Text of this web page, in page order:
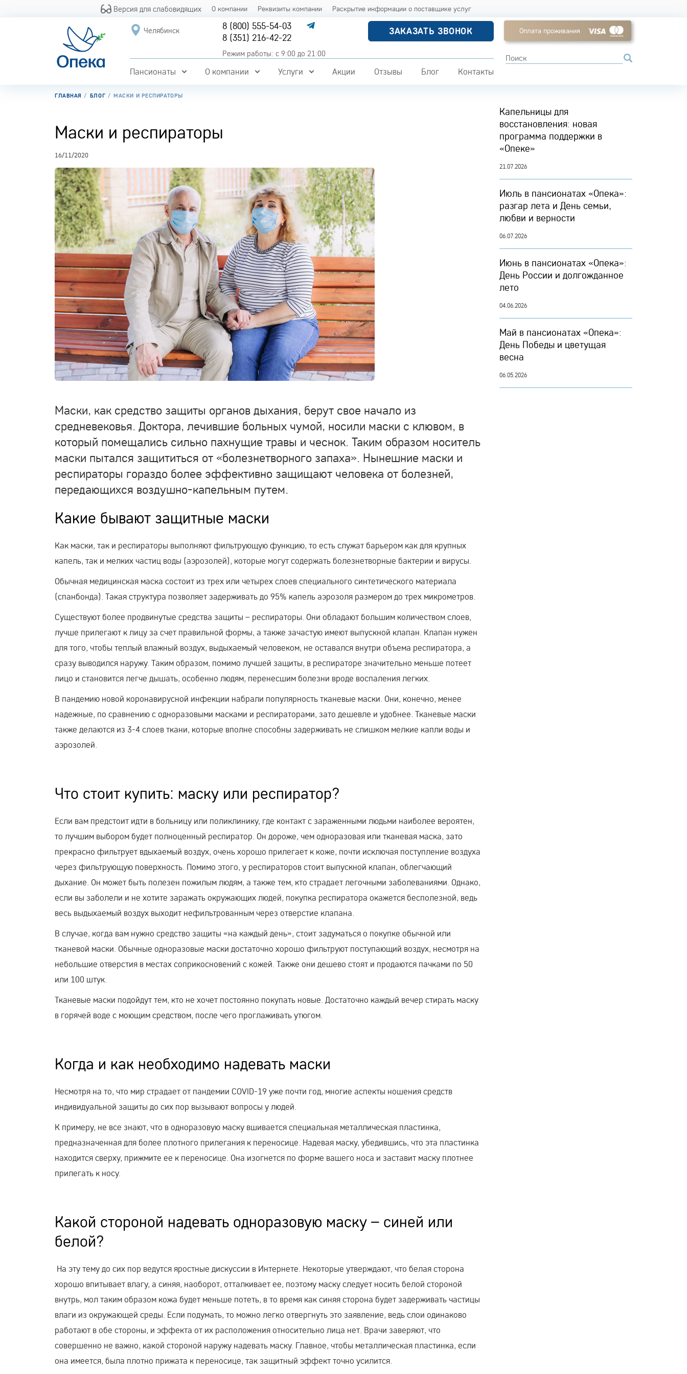
Версия для слабовидящих О компании Реквизиты компании Раскрытие информации о поставщике услуг
Челябинск
8 (800) 555-54-03
8 (351) 216-42-22
Режим работы: с 9:00 до 21:00
ЗАКАЗАТЬ ЗВОНОК
Пансионаты О компании Услуги Акции Отзывы Блог Контакты
Оплата проживания
ГЛАВНАЯ БЛОГ МАСКИ И РЕСПИРАТОРЫ
Маски и респираторы
16/11/2020
Маски, как средство защиты органов дыхания, берут свое начало из
средневековья. Доктора, лечившие больных чумой, носили маски с клювом, в
который помещались сильно пахнущие травы и чеснок. Таким образом носитель
маски пытался защититься от «болезнетворного запаха». Нынешние маски и
респираторы гораздо более эффективно защищают человека от болезней,
передающихся воздушно-капельным путем.
Какие бывают защитные маски
Как маски, так и респираторы выполняют фильтрующую функцию, то есть служат барьером как для крупных
капель, так и мелких частиц воды (аэрозолей), которые могут содержать болезнетворные бактерии и вирусы.
Обычная медицинская маска состоит из трех или четырех слоев специального синтетического материала
(спанбонда). Такая структура позволяет задерживать до 95% капель аэрозоля размером до трех микрометров.
Существуют более продвинутые средства защиты – респираторы. Они обладают большим количеством слоев,
лучше прилегают к лицу за счет правильной формы, а также зачастую имеют выпускной клапан. Клапан нужен
для того, чтобы теплый влажный воздух, выдыхаемый человеком, не оставался внутри объема респиратора, а
сразу выводился наружу. Таким образом, помимо лучшей защиты, в респираторе значительно меньше потеет
лицо и становится легче дышать, особенно людям, перенесшим болезни вроде воспаления легких.
В пандемию новой коронавирусной инфекции набрали популярность тканевые маски. Они, конечно, менее
надежные, по сравнению с одноразовыми масками и респираторами, зато дешевле и удобнее. Тканевые маски
также делаются из 3-4 слоев ткани, которые вполне способны задерживать не слишком мелкие капли воды и
аэрозолей.
Что стоит купить: маску или респиратор?
Если вам предстоит идти в больницу или поликлинику, где контакт с зараженными людьми наиболее вероятен,
то лучшим выбором будет полноценный респиратор. Он дороже, чем одноразовая или тканевая маска, зато
прекрасно фильтрует вдыхаемый воздух, очень хорошо прилегает к коже, почти исключая поступление воздуха
через фильтрующую поверхность. Помимо этого, у респираторов стоит выпускной клапан, облегчающий
дыхание. Он может быть полезен пожилым людям, а также тем, кто страдает легочными заболеваниями. Однако,
если вы заболели и не хотите заражать окружающих людей, покупка респиратора окажется бесполезной, ведь
весь выдыхаемый воздух выходит нефильтрованным через отверстие клапана.
В случае, когда вам нужно средство защиты «на каждый день», стоит задуматься о покупке обычной или
тканевой маски. Обычные одноразовые маски достаточно хорошо фильтруют поступающий воздух, несмотря на
небольшие отверстия в местах соприкосновений с кожей. Также они дешево стоят и продаются пачками по 50
или 100 штук.
Тканевые маски подойдут тем, кто не хочет постоянно покупать новые. Достаточно каждый вечер стирать маску
в горячей воде с моющим средством, после чего проглаживать утюгом.
Когда и как необходимо надевать маски
Несмотря на то, что мир страдает от пандемии COVID-19 уже почти год, многие аспекты ношения средств
индивидуальной защиты до сих пор вызывают вопросы у людей.
К примеру, не все знают, что в одноразовую маску вшивается специальная металлическая пластинка,
предназначенная для более плотного прилегания к переносице. Надевая маску, убедившись, что эта пластинка
находится сверху, прижмите ее к переносице. Она изогнется по форме вашего носа и заставит маску плотнее
прилегать к носу.
Какой стороной надевать одноразовую маску – синей или
белой?
На эту тему до сих пор ведутся яростные дискуссии в Интернете. Некоторые утверждают, что белая сторона
хорошо впитывает влагу, а синяя, наоборот, отталкивает ее, поэтому маску следует носить белой стороной
внутрь, мол таким образом кожа будет меньше потеть, в то время как синяя сторона будет задерживать частицы
влаги из окружающей среды. Если подумать, то можно легко отвергнуть это заявление, ведь слои одинаково
работают в обе стороны, и эффекта от их расположения относительно лица нет. Врачи заверяют, что
совершенно не важно, какой стороной наружу надевать маску. Главное, чтобы металлическая пластинка, если
она имеется, была плотно прижата к переносице, так защитный эффект точно усилится.
Капельницы для
восстановления: новая
программа поддержки в
«Опеке»
21.07.2026
Июль в пансионатах «Опека»:
разгар лета и День семьи,
любви и верности
06.07.2026
Июнь в пансионатах «Опека»:
День России и долгожданное
лето
04.06.2026
Май в пансионатах «Опека»:
День Победы и цветущая
весна
06.05.2026